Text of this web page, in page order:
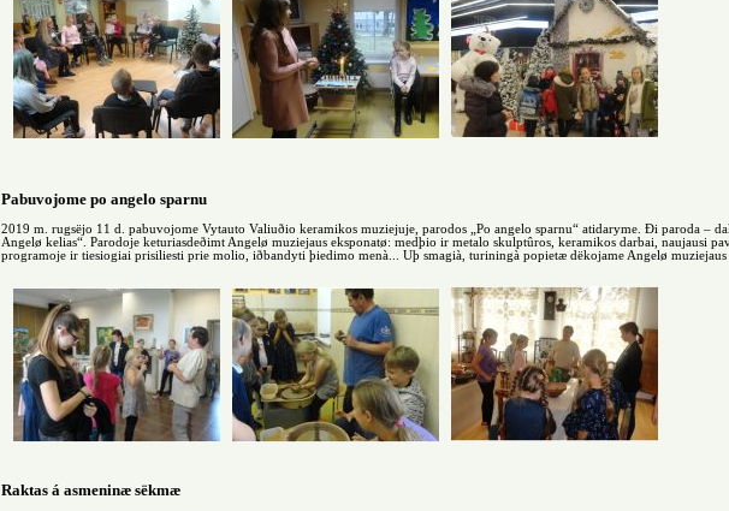
Pabuvojome po angelo sparnu
2019 m. rugsëjo 11 d. pabuvojome Vytauto Valiuðio keramikos muziejuje, parodos „Po angelo sparnu“ atidaryme. Ði paroda –
Angelø kelias“. Parodoje keturiasdeðimt Angelø muziejaus eksponatø: medþio ir metalo skulptûros, keramikos darbai, naujausi
programoje ir tiesiogiai prisiliesti prie molio, iðbandyti þiedimo menà... Uþ smagià, turiningà popietæ dëkojame Angelø muziejaus
Raktas á asmeninæ sëkmæ